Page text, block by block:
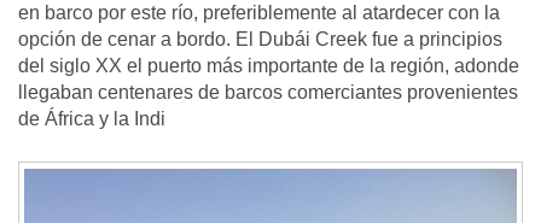
en barco por este río, preferiblemente al atardecer con la
opción de cenar a bordo. El Dubái Creek fue a principios
del siglo XX el puerto más importante de la región, adonde
llegaban centenares de barcos comerciantes provenientes
de África y la Indi